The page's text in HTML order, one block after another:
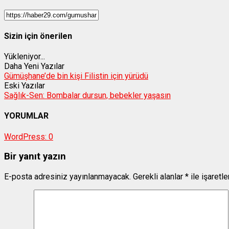
Sizin için önerilen
Yükleniyor...
Daha Yeni Yazılar
Gümüşhane’de bin kişi Filistin için yürüdü
Eski Yazılar
Sağlık-Sen: Bombalar dursun, bebekler yaşasın
YORUMLAR
WordPress: 0
Bir yanıt yazın
E-posta adresiniz yayınlanmayacak. Gerekli alanlar * ile